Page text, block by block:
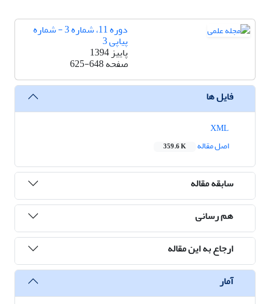
دوره 11، شماره 3 - شماره
پیاپی 3
پاییز 1394
صفحه625-648
فایل ها
اصل مقاله
359.6 K
سابقه مقاله
هم رسانی
ارجاع به این مقاله
آمار